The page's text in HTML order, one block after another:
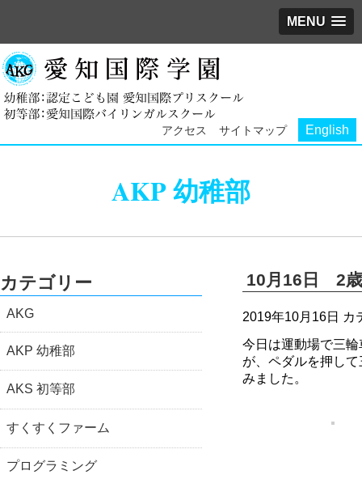
MENU
アクセス サイトマップ English
AKP 幼稚部
10月16日 2
2019年10月16日 カ
今日は運動場で三
が、ペダルを押し
みました。
カテゴリー
AKG
AKP 幼稚部
AKS 初等部
すくすくファーム
プログラミング